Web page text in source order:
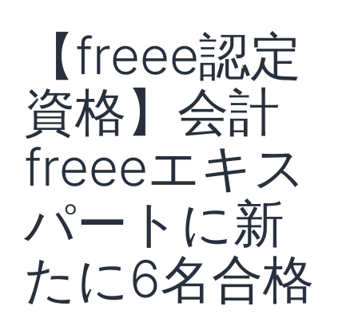
【freee認定
資格】会計
freeeエキス
パートに新
たに6名合格